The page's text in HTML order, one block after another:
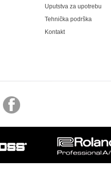
Uputstva za upotrebu
Tehnička podrška
Kontakt